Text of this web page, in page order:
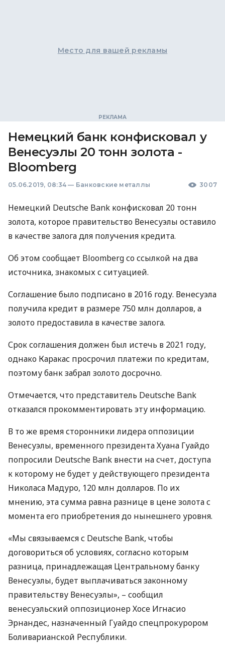
Место для вашей рекламы
Немецкий банк конфисковал у
Венесуэлы 20 тонн золота -
Bloomberg
05.06.2019, 08:34 — Банковские металлы 3007
Немецкий Deutsche Bank конфисковал 20 тонн
золота, которое правительство Венесуэлы оставило
в качестве залога для получения кредита.
Об этом сообщает Bloomberg со ссылкой на два
источника, знакомых с ситуацией.
Соглашение было подписано в 2016 году. Венесуэла
получила кредит в размере 750 млн долларов, а
золото предоставила в качестве залога.
Срок соглашения должен был истечь в 2021 году,
однако Каракас просрочил платежи по кредитам,
поэтому банк забрал золото досрочно.
Отмечается, что представитель Deutsche Bank
отказался прокомментировать эту информацию.
В то же время сторонники лидера оппозиции
Венесуэлы, временного президента Хуана Гуайдо
попросили Deutsche Bank внести на счет, доступа
к которому не будет у действующего президента
Николаса Мадуро, 120 млн долларов. По их
мнению, эта сумма равна разнице в цене золота с
момента его приобретения до нынешнего уровня.
«Мы связываемся с Deutsche Bank, чтобы
договориться об условиях, согласно которым
разница, принадлежащая Центральному банку
Венесуэлы, будет выплачиваться законному
правительству Венесуэлы», – сообщил
венесуэльский оппозиционер Хосе Игнасио
Эрнандес, назначенный Гуайдо спецпрокурором
Боливарианской Республики.